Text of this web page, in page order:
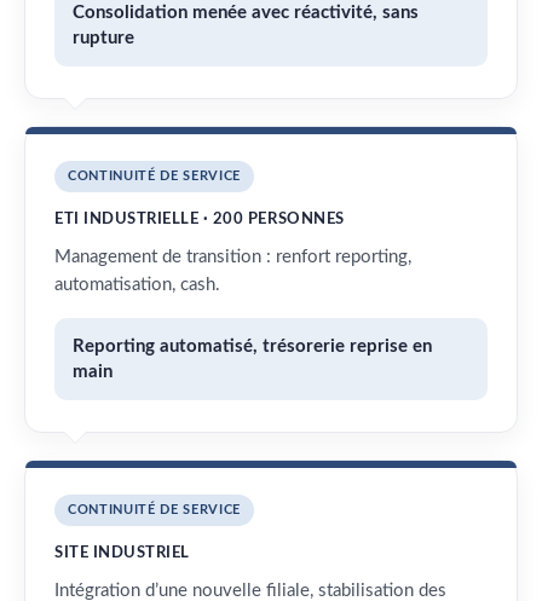
Consolidation menée avec réactivité, sans
rupture
CONTINUITÉ DE SERVICE
ETI INDUSTRIELLE · 200 PERSONNES
Management de transition : renfort reporting,
automatisation, cash.
Reporting automatisé, trésorerie reprise en
main
CONTINUITÉ DE SERVICE
SITE INDUSTRIEL
Intégration d’une nouvelle filiale, stabilisation des